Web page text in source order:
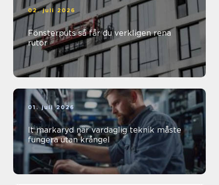
02. juli 2026
Fönsterputs så får du verkligen rena
rutor
01. juli 2026
It markaryd när vardaglig teknik måste
fungera utan krångel